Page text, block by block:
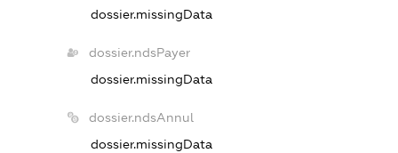
dossier.missingData
dossier.ndsPayer
dossier.missingData
dossier.ndsAnnul
dossier.missingData